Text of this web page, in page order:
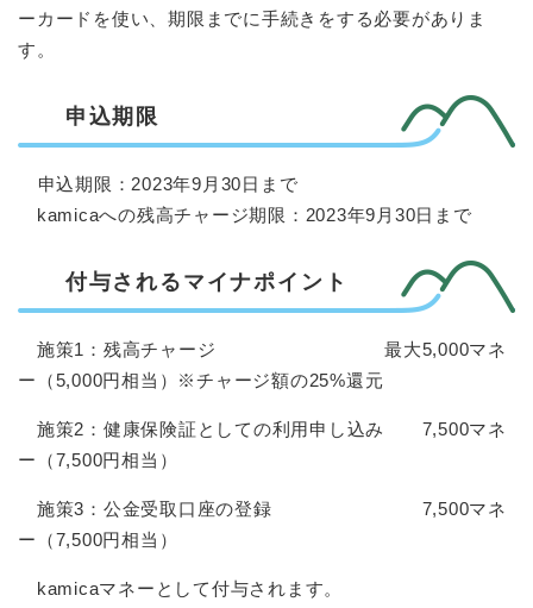
ーカードを使い、期限までに手続きをする必要がありま
す。​
申込期限
申込期限：2023年9月30日まで
kamicaへの残高チャージ期限：2023年9月30日まで
付与されるマイナポイント
施策1：残高チャージ 最大5,000マネ
ー（5,000円相当）※チャージ額の25%還元
施策2：健康保険証としての利用申し込み 7,500マネ
ー（7,500円相当）
施策3：公金受取口座の登録 7,500マネ
ー（7,500円相当）
kamicaマネーとして付与されます。